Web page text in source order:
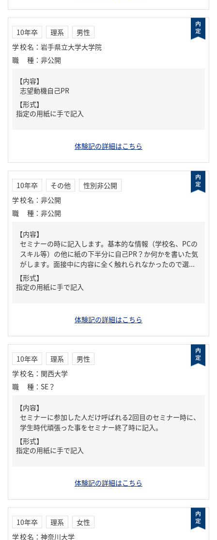
10年卒 理系
男性
学校名 ： 岩手県立大学大学院
職種 ： 非公開
【内容】
志望動機自己PR
【形式】
指定の用紙に手で記入
体験記の詳細はこちら
10年卒 その他
性別非公開
学校名 ： 非公開
職種 ： 非公開
【内容】
セミナーの時に記入します。基本的な情報（学校名、PCの
スキル等）の他に紙の下半分に自己PR？か何かを書いた気
がします。面接中に内容に全く触れられなかったので選...
【形式】
指定の用紙に手で記入
体験記の詳細はこちら
10年卒 理系
男性
学校名 ： 関西大学
職種 ： SE？
【内容】
セミナーに参加した人だけ呼ばれる2回目のセミナー時に、
学生時代頑張った事をセミナー終了時に記入。
【形式】
指定の用紙に手で記入
体験記の詳細はこちら
10年卒 理系
女性
学校名 ： 神奈川大学